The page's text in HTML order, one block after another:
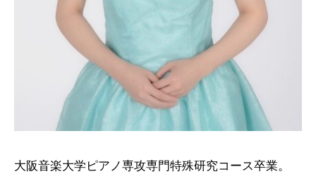
大阪音楽大学ピアノ専攻専門特殊研究コース卒業。